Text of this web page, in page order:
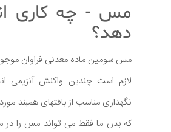
مس - چه کاری
دهد؟
مس سومین ماده معدنی فراوان
لازم است چندین واکنش آنزیمی
نگهداری مناسب از بافتهای همبند
که بدن ما فقط می تواند مس را در